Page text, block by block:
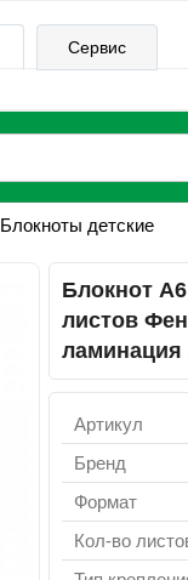
Сервис
Блокноты детские
Блокнот
листов
ламинация
Артикул
Бренд
Формат
Кол-во